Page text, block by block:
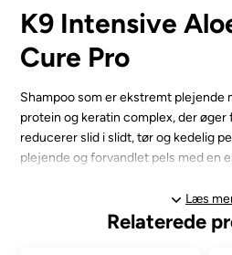
K9 Intensive
Cure Pro
Shampoo som er ekstremt plejende
protein og keratin complex, der
reducerer slid i slidt, tør og kedelig
plejende og forvandlet pels med en
Denne pleje kurer indbegrebet af
med Aloe Vera, vitamin B5,
sammensætning der giver pelsen og
Læs
Relaterede